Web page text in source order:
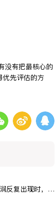
没有把最核心的
优先评估的方
交付延期拖累利润反复出现时，CEO评估数转服务商别急着签约，先看这三步